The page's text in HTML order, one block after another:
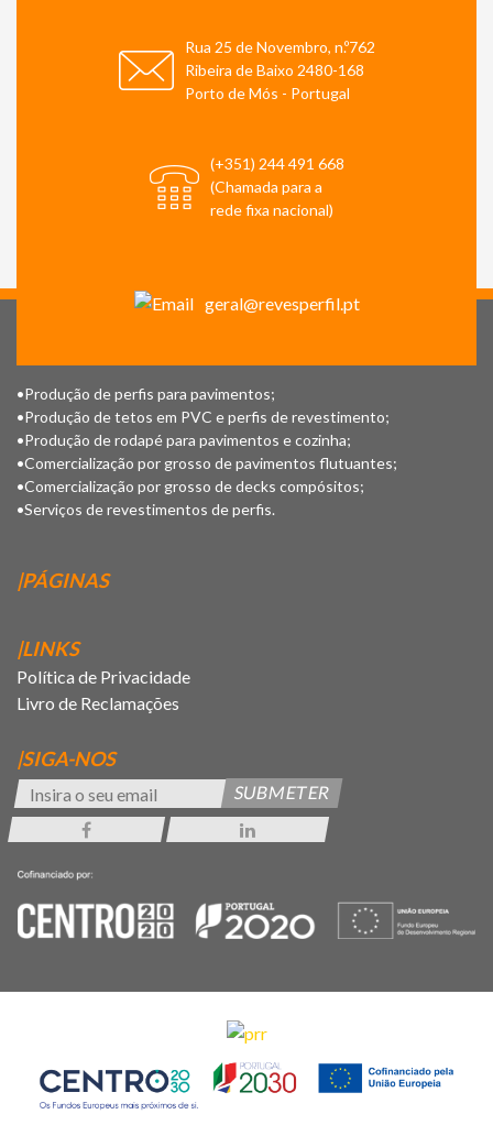
Rua 25 de Novembro, n.º762
Ribeira de Baixo 2480-168
Porto de Mós - Portugal
(+351) 244 491 668
(Chamada para a
rede fixa nacional)
geral@revesperfil.pt
•Produção de perfis para pavimentos;
•Produção de tetos em PVC e perfis de revestimento;
•Produção de rodapé para pavimentos e cozinha;
•Comercialização por grosso de pavimentos flutuantes;
•Comercialização por grosso de decks compósitos;
•Serviços de revestimentos de perfis.
|PÁGINAS
|LINKS
Política de Privacidade
Livro de Reclamações
|SIGA-NOS
SUBMETER